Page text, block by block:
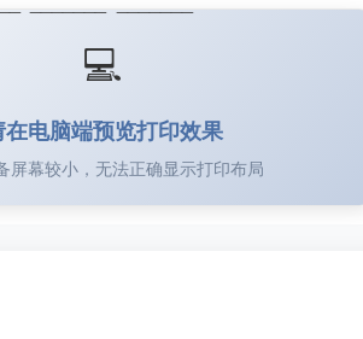
💻
在电脑端预览打印效果
屏幕较小，无法正确显示打印布局